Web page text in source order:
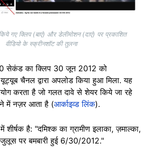
गए क्लिप (बाएं) और डेलीमोशन (दाएं) पर प्रकाशित
वीडियो के स्क्रीनशॉट की तुलना
सेकंड का क्लिप 30 जून 2012 को
चैनल द्वारा अपलोड किया हुआ मिला. यह
करता है जो गलत दावे से शेयर किये जा रहे
में नज़र आता है (आर्काइव्ड लिंक).
में शीर्षक है: "दमिश्क का ग्रामीण इलाका, ज़माल्का,
पर बमबारी हुई 6/30/2012."